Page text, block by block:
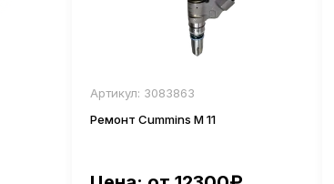
Ремонт Cummins М 11
Артикул: 3083863